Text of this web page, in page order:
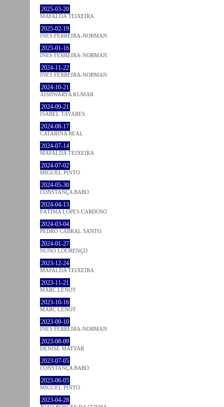
2025-03-20
MAFALDA TEIXEIRA
2025-02-19
INÊS FERREIRA-NORMAN
2025-01-16
INÊS FERREIRA-NORMAN
2024-11-22
INÊS FERREIRA-NORMAN
2024-10-21
AISHWARYA KUMAR
2024-09-21
ISABEL TAVARES
2024-08-17
CATARINA REAL
2024-07-14
MAFALDA TEIXEIRA
2024-07-02
MIGUEL PINTO
2024-05-30
CONSTANÇA BABO
2024-04-13
FÁTIMA LOPES CARDOSO
2024-03-04
PEDRO CABRAL SANTO
2024-01-27
NUNO LOURENÇO
2023-12-24
MAFALDA TEIXEIRA
2023-11-21
MARC LENOT
2023-10-16
MARC LENOT
2023-09-10
INÊS FERREIRA-NORMAN
2023-08-09
DENISE MATTAR
2023-07-05
CONSTANÇA BABO
2023-06-05
MIGUEL PINTO
2023-04-28